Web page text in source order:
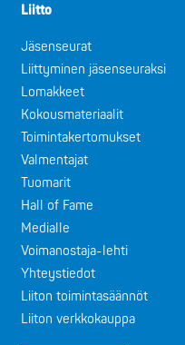
Liitto
Jäsenseurat
Liittyminen jäsenseuraksi
Lomakkeet
Kokousmateriaalit
Toimintakertomukset
Valmentajat
Tuomarit
Hall of Fame
Medialle
Voimanostaja-lehti
Yhteystiedot
Liiton toimintasäännöt
Liiton verkkokauppa